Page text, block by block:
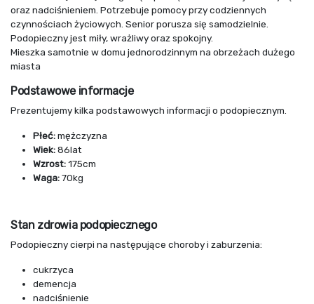
oraz nadciśnieniem. Potrzebuje pomocy przy codziennych
czynnościach życiowych. Senior porusza się samodzielnie.
Podopieczny jest miły, wrażliwy oraz spokojny.
Mieszka samotnie w domu jednorodzinnym na obrzeżach dużego
miasta
Podstawowe informacje
Prezentujemy kilka podstawowych informacji o podopiecznym.
Płeć:mężczyzna
Wiek:86lat
Wzrost:175cm
Waga:70kg
Stan zdrowia podopiecznego
Podopieczny cierpi na następujące choroby i zaburzenia:
cukrzyca
demencja
nadciśnienie